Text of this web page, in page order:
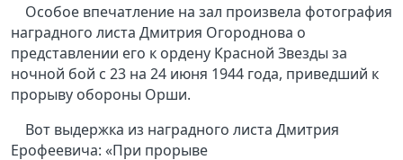
Особое впечатление на зал произвела фотография
наградного листа Дмитрия Огороднова о
представлении его к ордену Красной Звезды за
ночной бой с 23 на 24 июня 1944 года, приведший к
прорыву обороны Орши.
Вот выдержка из наградного листа Дмитрия
Ерофеевича: «При прорыве